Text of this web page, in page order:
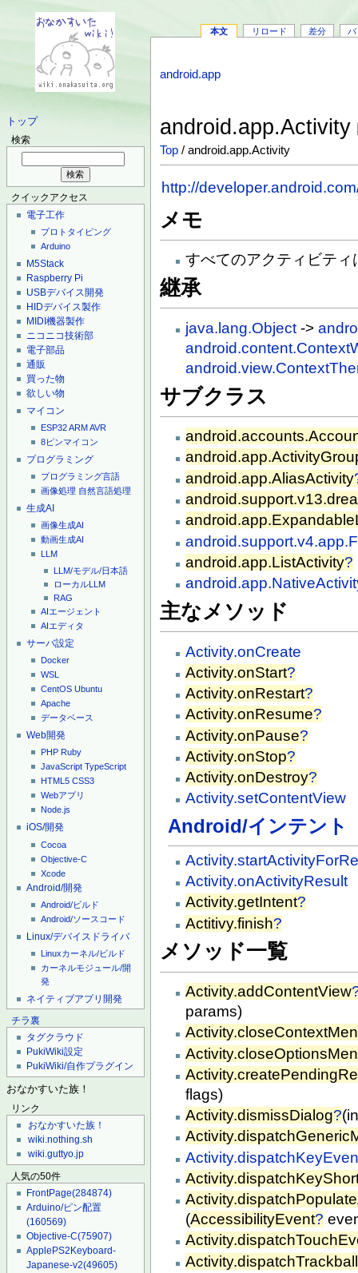
トップ
検索
クイックアクセス
電子工作
プロトタイピング
Arduino
M5Stack
Raspberry Pi
USBデバイス開発
HIDデバイス製作
MIDI機器製作
ニコニコ技術部
電子部品
通販
買った物
欲しい物
マイコン
ESP32ARMAVR
8ピンマイコン
プログラミング
プログラミング言語
画像処理 自然言語処理
生成AI
画像生成AI
動画生成AI
LLM
LLM/モデル/日本語
ローカルLLM
RAG
AIエージェント
AIエディタ
サーバ設定
Docker
WSL
CentOS Ubuntu
Apache
データベース
Web開発
PHP Ruby
JavaScript TypeScript
HTML5 CSS3
Webアプリ
Node.js
iOS/開発
Cocoa
Objective-C
Xcode
Android/開発
Android/ビルド
Android/ソースコード
Linux/デバイスドライバ
Linuxカーネル/ビルド
カーネルモジュール/開
発
ネイティブアプリ開発
チラ裏
タグクラウド
PukiWiki設定
PukiWiki/自作プラグイン
おなかすいた族！
リンク
おなかすいた族！
wiki.nothing.sh
wiki.guttyo.jp
人気の50件
FrontPage(284874)
Arduino/ピン配置
(160569)
Objective-C(75907)
ApplePS2Keyboard-
Japanese-v2(49605)
本文 リロード 差分 バ
android.app
android.app.Activity
Top / android.app.Activity
http://
メモ
すべてのアクティビティ
継承
java.lang.Object ->
サブクラス
android.app.AliasActivity
android.app.ListActivity?
主なメソッド
Activity.onCreate
Activity.onStart?
Activity.onRestart?
Activity.onResume?
Activity.onPause?
Activity.onStop?
Activity.onDestroy?
Activity.setContentView
Android/インテント
Activity.onActivityResult
Activity.getIntent?
Actitivy.finish?
メソッド一覧
Activity.addContentView
params)
flags)
Activity.dismissDialog?
(AccessibilityEvent?